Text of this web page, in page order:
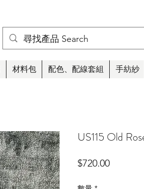
材料包 配色、配線套組 手紡紗
US115 Old
$720.00價